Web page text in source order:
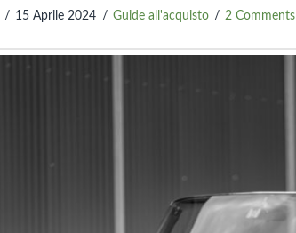
15 Aprile 2024 Guide all'acquisto 2 Comments